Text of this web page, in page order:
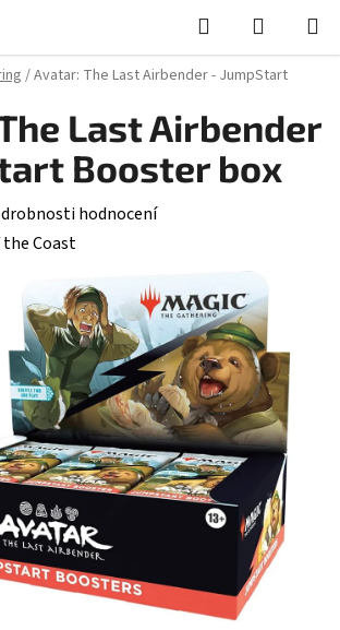
Hledat
KOŠÍK
/Avatar: The Last Airbender - JumpStart
Last Airbender
Booster box
hodnocení
Coast